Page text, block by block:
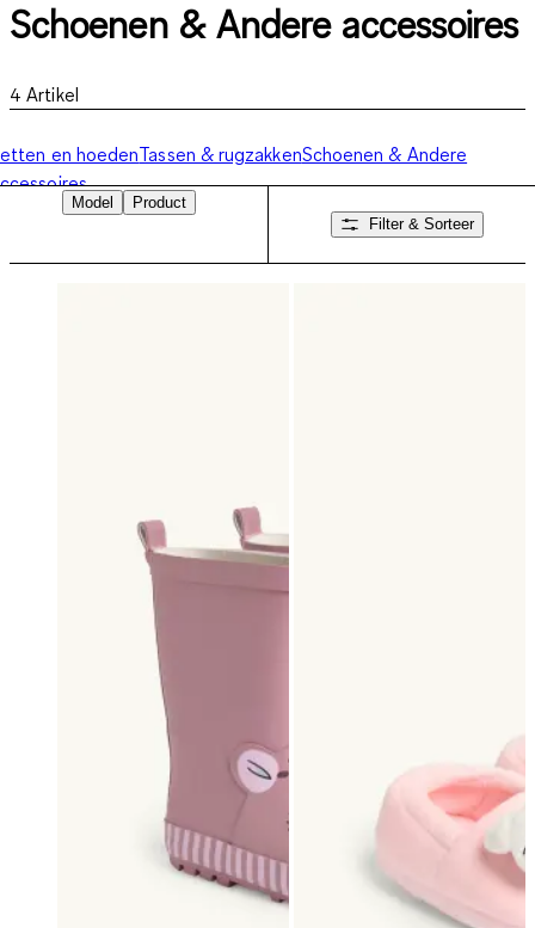
Schoenen & Andere accessoires
4 Artikel
en hoedenTassen & rugzakkenSchoenen & Andere
Model
Product
Filter & Sorteer